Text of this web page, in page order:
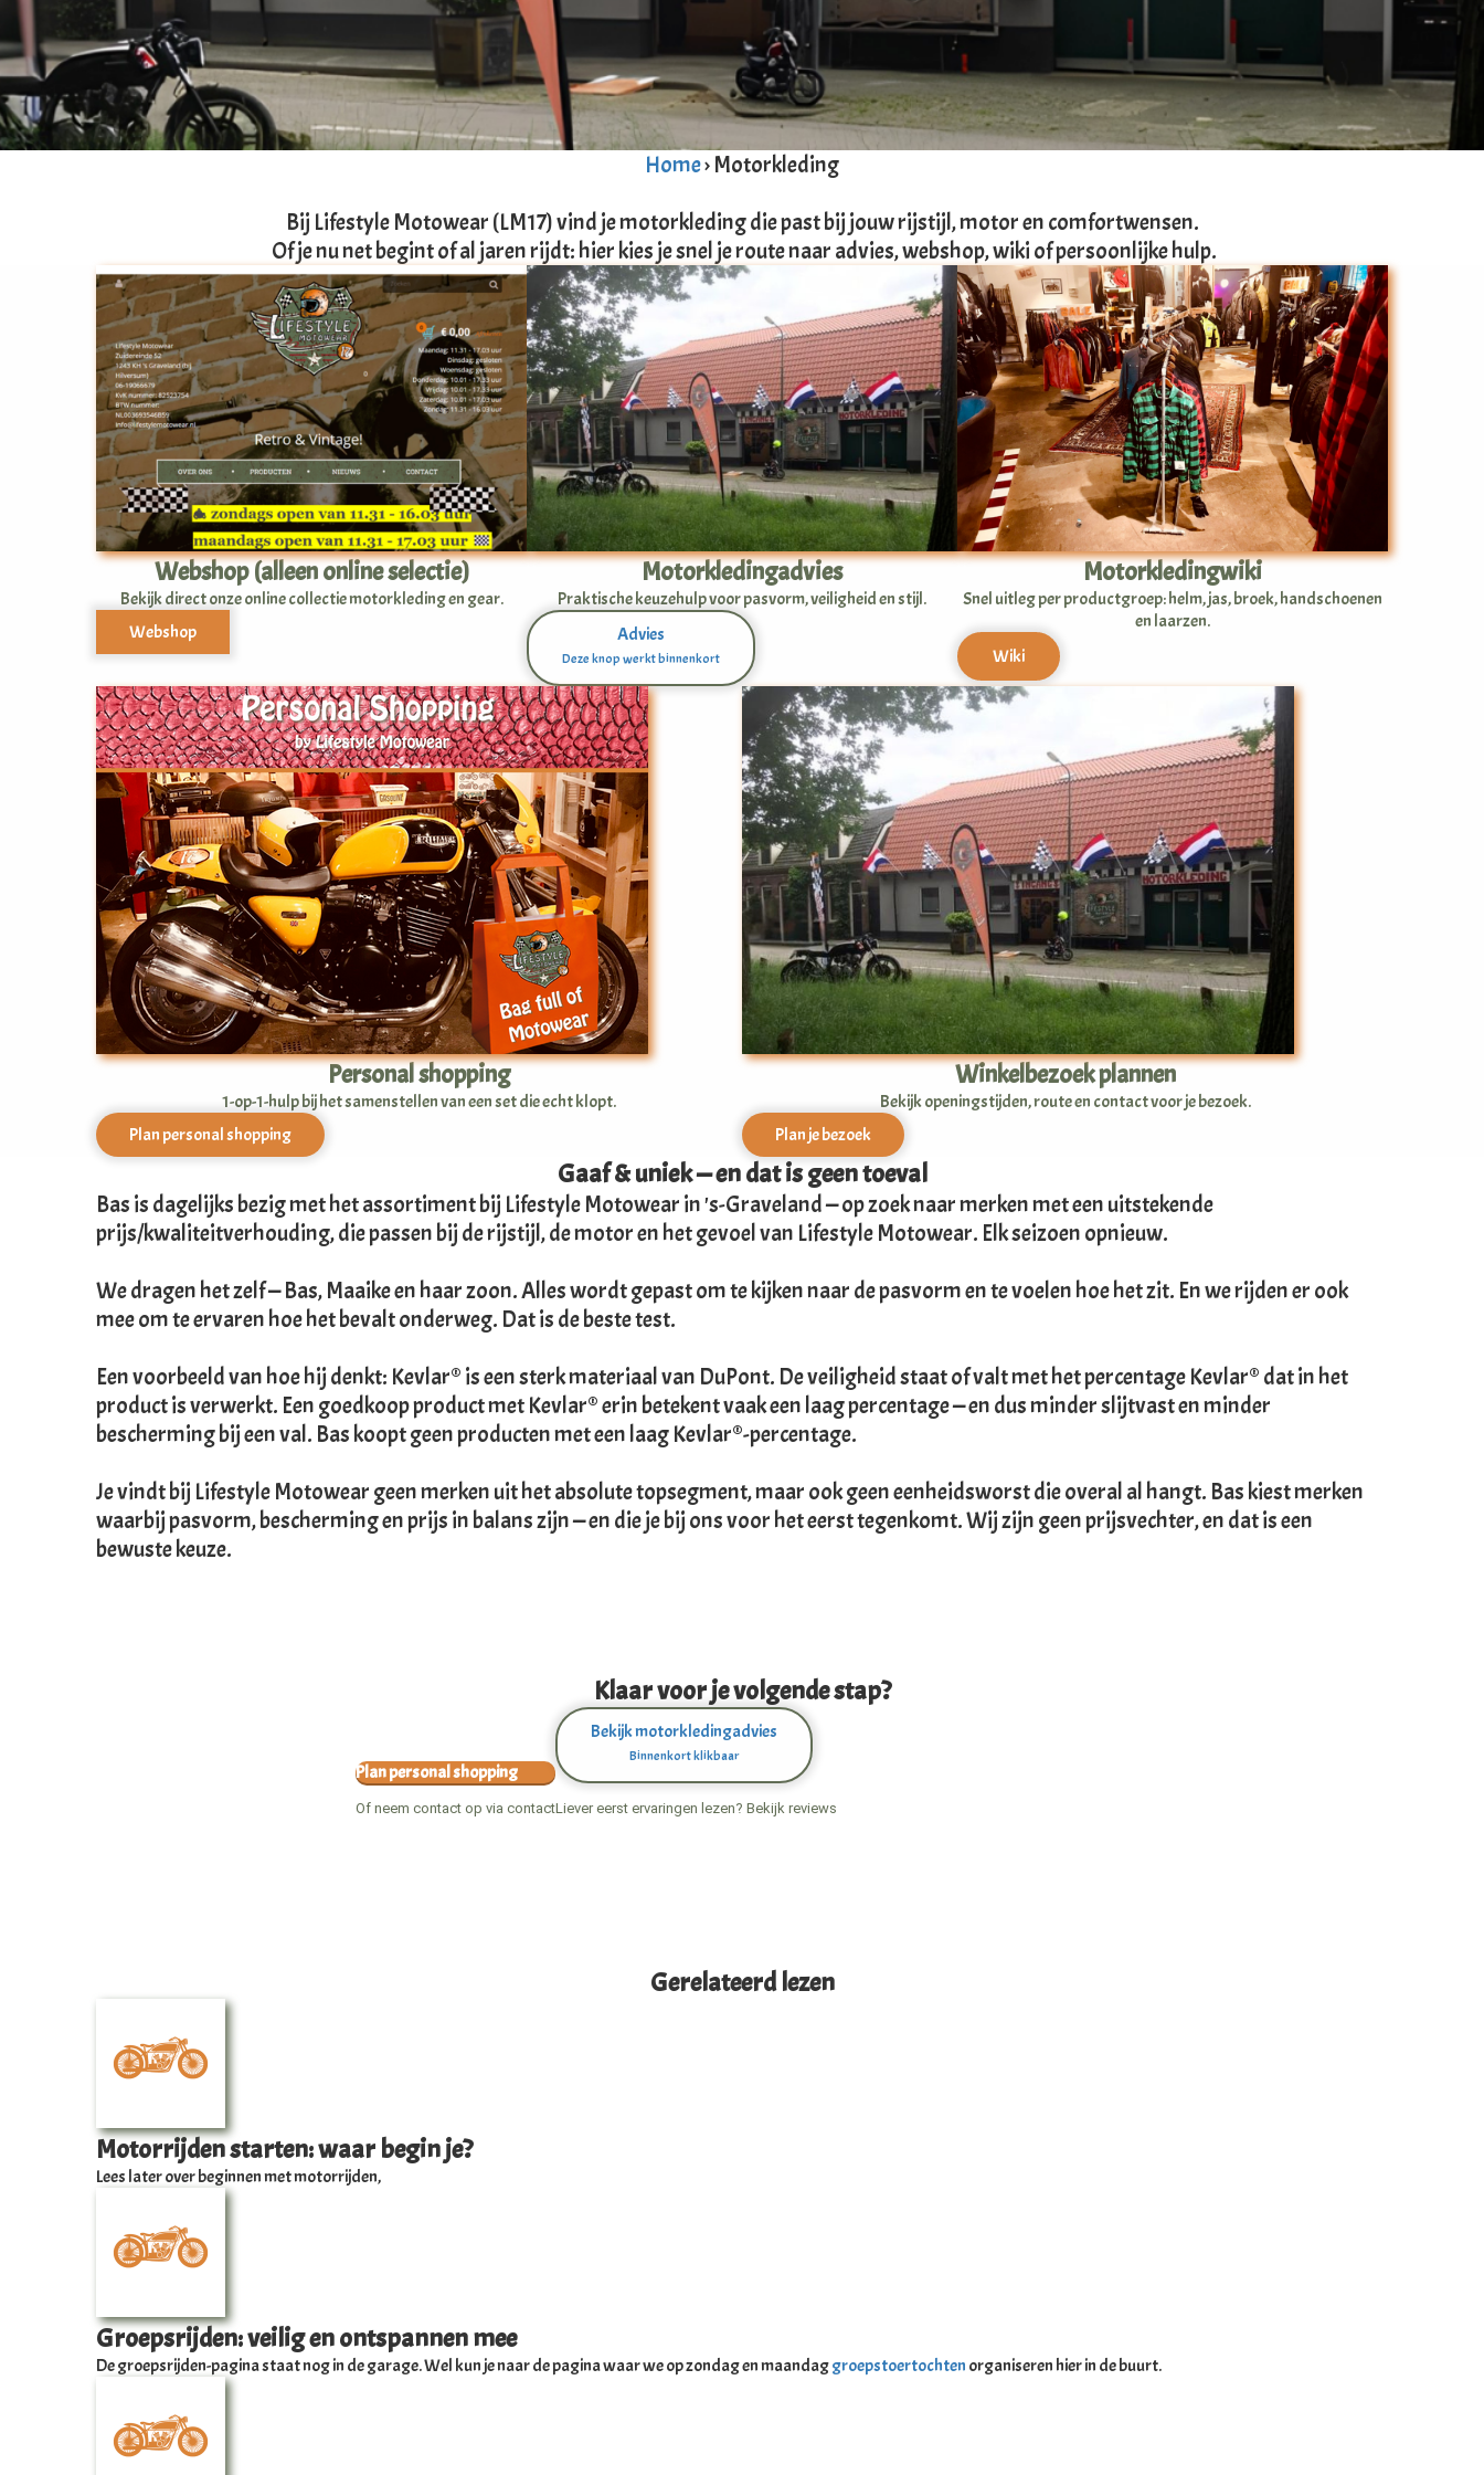
Home› Motorkleding
Bij Lifestyle Motowear (LM17) vind je motorkleding die past bij jouw rijstijl, motor en comfortwensen.
Of je nu net begint of al jaren rijdt: hier kies je snel je route naar advies, webshop, wiki of persoonlijke hulp.
Webshop (alleen online selectie)
Bekijk direct onze online collectie motorkleding en gear.
Webshop
Motorkledingadvies
Praktische keuzehulp voor pasvorm, veiligheid en stijl.
Advies
Deze knop werkt binnenkort
Motorkledingwiki
Snel uitleg per productgroep: helm, jas, broek, handschoenen
en laarzen.
Wiki
Personal shopping
1-op-1-hulp bij het samenstellen van een set die echt klopt.
Plan personal shopping
Winkelbezoek plannen
Bekijk openingstijden, route en contact voor je bezoek.
Plan je bezoek
Gaaf & uniek — en dat is geen toeval
Bas is dagelijks bezig met het assortiment bij Lifestyle Motowear in 's-Graveland — op zoek naar merken met een uitstekende
prijs/kwaliteitverhouding, die passen bij de rijstijl, de motor en het gevoel van Lifestyle Motowear. Elk seizoen opnieuw.
We dragen het zelf — Bas, Maaike en haar zoon. Alles wordt gepast om te kijken naar de pasvorm en te voelen hoe het zit. En we rijden er ook
mee om te ervaren hoe het bevalt onderweg. Dat is de beste test.
Een voorbeeld van hoe hij denkt: Kevlar® is een sterk materiaal van DuPont. De veiligheid staat of valt met het percentage Kevlar® dat in het
product is verwerkt. Een goedkoop product met Kevlar® erin betekent vaak een laag percentage — en dus minder slijtvast en minder
bescherming bij een val. Bas koopt geen producten met een laag Kevlar®-percentage.
Je vindt bij Lifestyle Motowear geen merken uit het absolute topsegment, maar ook geen eenheidsworst die overal al hangt. Bas kiest merken
waarbij pasvorm, bescherming en prijs in balans zijn — en die je bij ons voor het eerst tegenkomt. Wij zijn geen prijsvechter, en dat is een
bewuste keuze.
Klaar voor je volgende stap?
Plan personal shopping
Of neem contact op via contact
Bekijk motorkledingadvies
Binnenkort klikbaar
Liever eerst ervaringen lezen? Bekijk reviews
Gerelateerd lezen
Motorrijden starten: waar begin je?
Lees later over beginnen met motorrijden,
Groepsrijden: veilig en ontspannen mee
De groepsrijden-pagina staat nog in de garage. Wel kun je naar de pagina waar we op zondag en maandaggroepstoertochten organiseren hier in de buurt.
Voorkeuren opslaan